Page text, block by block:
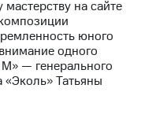
на сайте
юного
одного
— генерального
Татьяны